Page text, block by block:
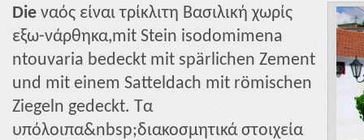
Die ναός είναι τρίκλιτη Βασιλική χωρίς
εξω-νάρθηκα,mit Stein isodomimena
ntouvaria bedeckt mit spärlichen Zement
und mit einem Satteldach mit römischen
Ziegeln gedeckt. Τα
υπόλοιπα&nbsp;διακοσμητικά στοιχεία